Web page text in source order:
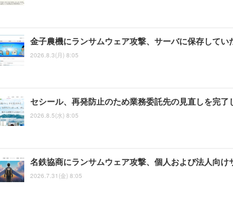
金子農機にランサムウェア攻撃、サーバに保存して
2026.8.3(月) 8:05
セシール、再発防止のため業務委託先の見直しを完了
2026.8.5(水) 8:05
名鉄協商にランサムウェア攻撃、個人および法人向け
2026.7.31(金) 8:05